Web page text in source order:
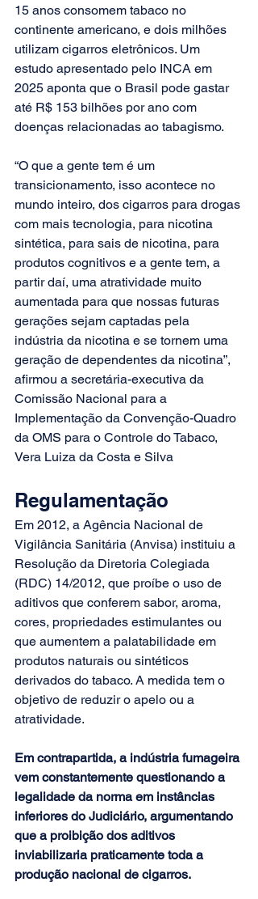
15 anos consomem tabaco no
continente americano, e dois milhões
utilizam cigarros eletrônicos. Um
estudo apresentado pelo INCA em
2025 aponta que o Brasil pode gastar
até R$ 153 bilhões por ano com
doenças relacionadas ao tabagismo.
“O que a gente tem é um
transicionamento, isso acontece no
mundo inteiro, dos cigarros para drogas
com mais tecnologia, para nicotina
sintética, para sais de nicotina, para
produtos cognitivos e a gente tem, a
partir daí, uma atratividade muito
aumentada para que nossas futuras
gerações sejam captadas pela
indústria da nicotina e se tornem uma
geração de dependentes da nicotina”,
afirmou a secretária-executiva da
Comissão Nacional para a
Implementação da Convenção-Quadro
da OMS para o Controle do Tabaco,
Vera Luiza da Costa e Silva
Regulamentação
Em 2012, a Agência Nacional de
Vigilância Sanitária (Anvisa) instituiu a
Resolução da Diretoria Colegiada
(RDC) 14/2012, que proíbe o uso de
aditivos que conferem sabor, aroma,
cores, propriedades estimulantes ou
que aumentem a palatabilidade em
produtos naturais ou sintéticos
derivados do tabaco. A medida tem o
objetivo de reduzir o apelo ou a
atratividade.
Em contrapartida, a indústria fumageira
vem constantemente questionando a
legalidade da norma em instâncias
inferiores do Judiciário, argumentando
que a proibição dos aditivos
inviabilizaria praticamente toda a
produção nacional de cigarros.